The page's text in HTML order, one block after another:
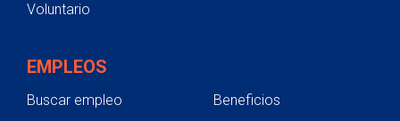
Voluntario
EMPLEOS
Buscar empleo
Beneficios